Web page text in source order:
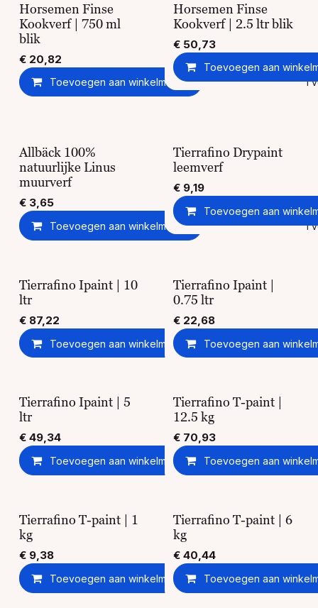
Horsemen Finse
Kookverf | 750 ml
blik
€ 20,82
Toevoegen aan winkelmandje Toevoegen aan
Horsemen Finse
Kookverf | 2.5 ltr blik
€ 50,73
Toevoegen aan
Allbäck 100%
natuurlijke Linus
muurverf
€ 3,65
Toevoegen aan winkelmandje Toevoegen aan
Tierrafino Drypaint
leemverf
€ 9,19
Toevoegen aan
Tierrafino Ipaint | 10
ltr
€ 87,22
Toevoegen aan winkelmandje Toevoegen aan
Tierrafino Ipaint |
0.75 ltr
€ 22,68
Toevoegen aan
Tierrafino Ipaint | 5
ltr
€ 49,34
Toevoegen aan winkelmandje Toevoegen aan
Tierrafino T-paint |
12.5 kg
€ 70,93
Toevoegen aan
Tierrafino T-paint | 1
kg
€ 9,38
Toevoegen aan winkelmandje Toevoegen aan
Tierrafino T-paint | 6
kg
€ 40,44
Toevoegen aan